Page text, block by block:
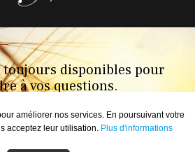
toujours disponibles pour
à vos questions.
améliorer nos services. En poursuivant votre
acceptez leur utilisation. Plus d'informations